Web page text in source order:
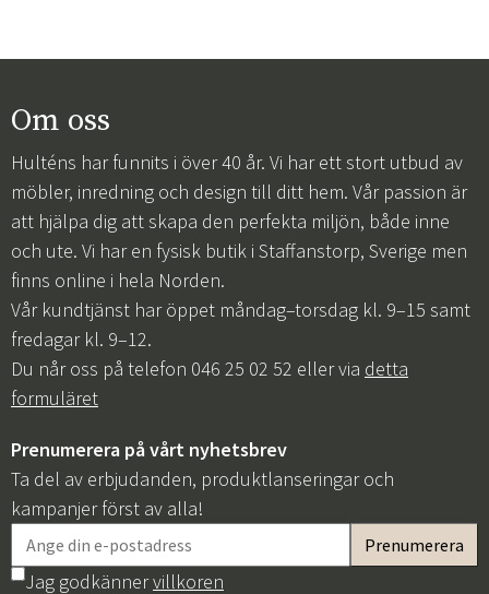
Om oss
Hulténs har funnits i över 40 år. Vi har ett stort utbud av
möbler, inredning och design till ditt hem. Vår passion är
att hjälpa dig att skapa den perfekta miljön, både inne
och ute. Vi har en fysisk butik i Staffanstorp, Sverige men
finns online i hela Norden.
Vår kundtjänst har öppet måndag–torsdag kl. 9–15 samt
fredagar kl. 9–12.
Du når oss på telefon 046 25 02 52 eller via detta
formuläret
Prenumerera på vårt nyhetsbrev
Ta del av erbjudanden, produktlanseringar och
kampanjer först av alla!
Jag godkännervillkoren